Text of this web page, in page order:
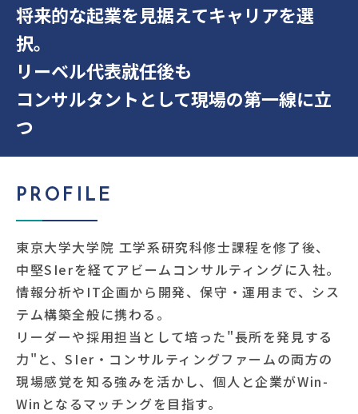
将来的な起業を見据えてキャリアを選
択。
リーベル代表就任後も
コンサルタントとして現場の第一線に立
つ
PROFILE
東京大学大学院 工学系研究科修士課程を修了後、
中堅SIerを経てアビームコンサルティングに入社。
情報分析やIT企画から開発、保守・運用まで、シス
テム構築全般に携わる。
リーダーや採用担当として培った"長所を発見する
力"と、SIer・コンサルティングファームの両方の
現場感覚を知る強みを活かし、個人と企業がWin-
Winとなるマッチングを目指す。